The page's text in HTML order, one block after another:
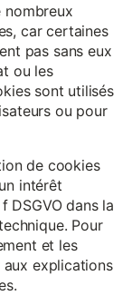
nombreux
car certaines
pas sans eux
ou les
sont utilisés
ou pour
de cookies
intérêt
DSGVO dans la
Pour
et les
explications